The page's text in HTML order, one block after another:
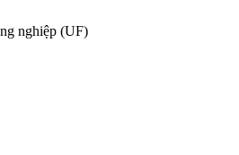
nghiệp (UF)